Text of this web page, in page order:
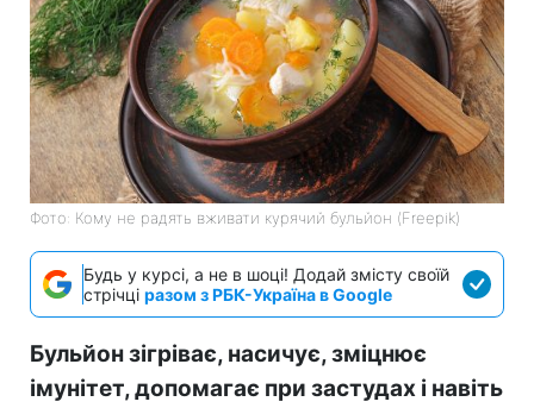
Фото: Кому не радять вживати курячий бульйон (Freepik)
Будь у курсі, а не в шоці! Додай змісту своїй
стрічці разом з РБК-Україна в Google
Бульйон зігріває, насичує, зміцнює
імунітет, допомагає при застудах і навіть